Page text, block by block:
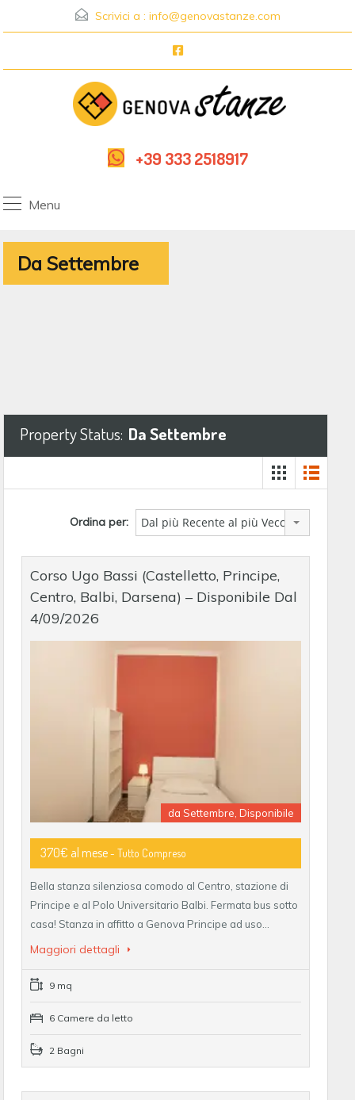
Scrivici a : info@genovastanze.com
+39 333 2518917
Menu
Da Settembre
Property Status: Da Settembre
Ordina per: Dal più Recente al più Vecchio
Corso Ugo Bassi (Castelletto, Principe,
Centro, Balbi, Darsena) – Disponibile Dal
4/09/2026
da Settembre, Disponibile
370€ al mese- Tutto Compreso
Bella stanza silenziosa comodo al Centro, stazione di
Principe e al Polo Universitario Balbi. Fermata bus sotto
casa! Stanza in affitto a Genova Principe ad uso…
Maggiori dettagli
9 mq
6 Camere da letto
2 Bagni